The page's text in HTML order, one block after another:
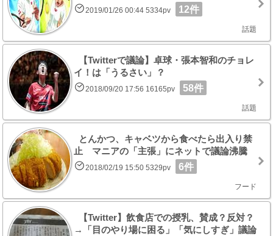
2019/01/26 00:44 5334pv 12件
話題
【Twitterで議論】卓球・張本智和のチョレ
イ！は「うるさい」？
2018/09/20 17:56 16165pv 58件
話題
とんかつ、キャベツから食べたら出入り禁
止 マニアの「主張」にネットで議論沸騰
2018/02/19 15:50 5329pv 6件
フード
【Twitter】飲食店での授乳、賛成？反対？
→「目のやり場に困る」「気にしすぎ」議論